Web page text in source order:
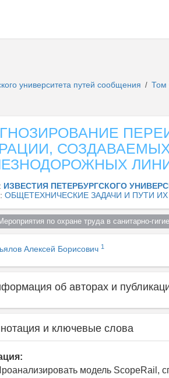
университета путей сообщения / Том
ИЗВЕСТИЯ ПЕТЕРБУРГСКОГО
ОБЩЕТЕХНИЧЕСКИЕ ЗАДАЧИ И ПУТИ
по охране труда в санитарно-
Алексей Борисович 1
об авторах и
и ключевые слова
модель SсореRаil,